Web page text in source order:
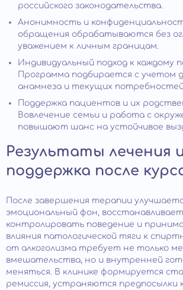
российского законодательства.
Анонимность и
обращения обрабатываются без
уважением к личным границам.
Индивидуальный подход к каждому
Программа подбирается с учетом
анамнеза и текущих
Поддержка пациентов и их
Вовлечение семьи и работа с
повышают шанс на устойчивое
Результаты лечения
поддержка после
После завершения терапии
эмоциональный фон,
контролировать поведение и
влияния патологической тяги к
от алкоголизма требует не только
вмешательства, но и внутренней
меняться. В клинике формируется
ремиссия, устраняются предпосылки